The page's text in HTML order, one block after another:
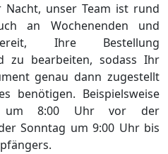
Nacht, unser Team ist rund
an Wochenenden und
Ihre Bestellung
zu bearbeiten, sodass Ihr
genau dann zugestellt
benötigen. Beispielsweise
um 8:00 Uhr vor der
Sonntag um 9:00 Uhr bis